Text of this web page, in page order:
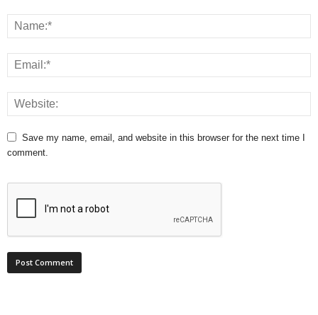
Save my name, email, and website in this browser for the next time I
comment.